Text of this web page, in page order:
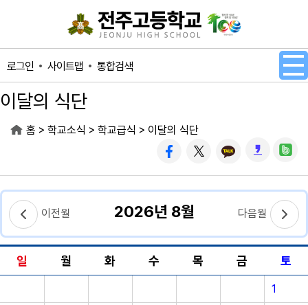
로그인 사이트맵 통합검색
이달의 식단
홈 > 학교소식 > 학교급식 > 이달의 식단
이전월 2026년 8월 다음월
일 월 화 수 목 금 토
1